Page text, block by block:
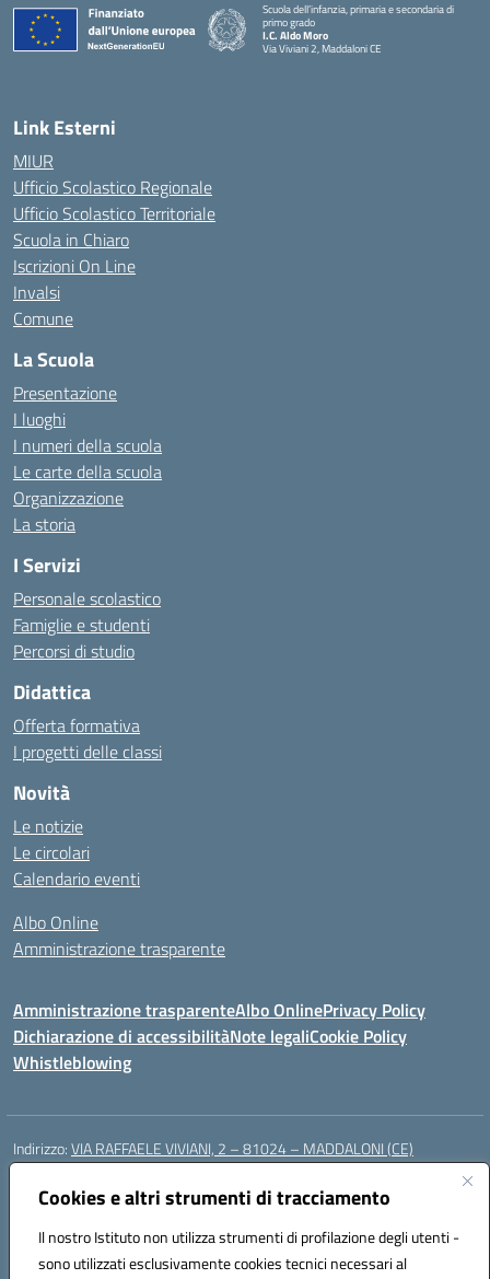
Cookies e altri strumenti di tracciamento
Il nostro Istituto non utilizza strumenti di profilazione degli utenti -
sono utilizzati esclusivamente cookies tecnici necessari al
Scuola dell’infanzia, primaria e secondaria di
primo grado
I.C. Aldo Moro
Via Viviani 2, Maddaloni CE
Link Esterni
MIUR
Ufficio Scolastico Regionale
Ufficio Scolastico Territoriale
Scuola in Chiaro
Iscrizioni On Line
Invalsi
Comune
La Scuola
Presentazione
I luoghi
I numeri della scuola
Le carte della scuola
Organizzazione
La storia
I Servizi
Personale scolastico
Famiglie e studenti
Percorsi di studio
Didattica
Offerta formativa
I progetti delle classi
Novità
Le notizie
Le circolari
Calendario eventi
Albo Online
Amministrazione trasparente
Amministrazione trasparenteAlbo OnlinePrivacy Policy
Dichiarazione di accessibilitàNote legaliCookie Policy
Whistleblowing
Indirizzo:VIA RAFFAELE VIVIANI, 2 – 81024 – MADDALONI (CE)
Centralino:
Posta elettronica certificata (PEC):ceic8av00r@pec.istruzione.it
Codice fiscale: 93086020612
Codice meccanografico:CEIC8AV00R